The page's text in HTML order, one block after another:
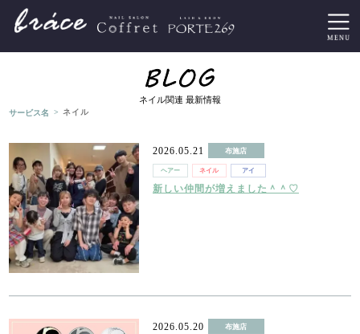
ネイル関連 最新情報
サービス名> ネイル
2026.05.21 布施店
ヘアー ネイル アイ
新しい仲間が増えました＾＾♡
2026.05.20 布施店